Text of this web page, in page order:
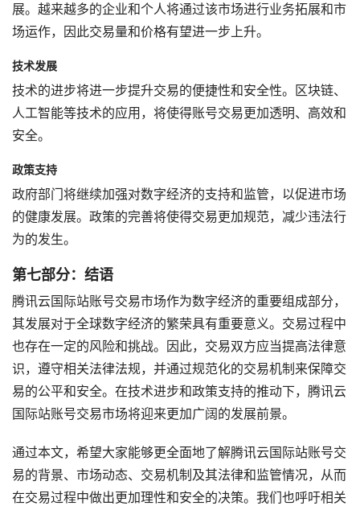
展。越来越多的企业和个人将通过该市场进行业务拓展和市
场运作，因此交易量和价格有望进一步上升。
技术发展
技术的进步将进一步提升交易的便捷性和安全性。区块链、
人工智能等技术的应用，将使得账号交易更加透明、高效和
安全。
政策支持
政府部门将继续加强对数字经济的支持和监管，以促进市场
的健康发展。政策的完善将使得交易更加规范，减少违法行
为的发生。
第七部分：结语
腾讯云国际站账号交易市场作为数字经济的重要组成部分，
其发展对于全球数字经济的繁荣具有重要意义。交易过程中
也存在一定的风险和挑战。因此，交易双方应当提高法律意
识，遵守相关法律法规，并通过规范化的交易机制来保障交
易的公平和安全。在技术进步和政策支持的推动下，腾讯云
国际站账号交易市场将迎来更加广阔的发展前景。
通过本文，希望大家能够更全面地了解腾讯云国际站账号交
易的背景、市场动态、交易机制及其法律和监管情况，从而
在交易过程中做出更加理性和安全的决策。我们也呼吁相关